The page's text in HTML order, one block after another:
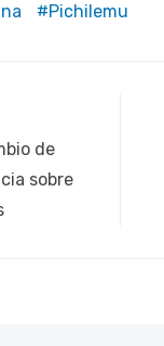
Pichilemu
de
sobre